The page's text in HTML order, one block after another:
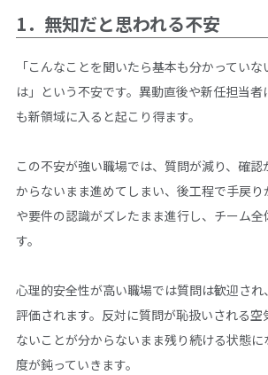
1．無知だと思われる不安
「こんなことを聞いたら基本も分かってい
は」という不安です。異動直後や新任担当者
も新領域に入ると起こり得ます。
この不安が強い職場では、質問が減り、確
からないまま進めてしまい、後工程で手戻
や要件の認識がズレたまま進行し、チーム
す。
心理的安全性が高い職場では質問は歓迎され
評価されます。反対に質問が恥扱いされる空
ないことが分からないまま残り続ける状態
度が鈍っていきます。